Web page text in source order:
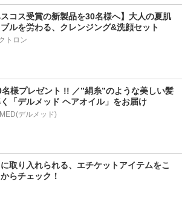
スコス受賞の新製品を30名様へ】大人の夏肌
ブルを労わる、クレンジング&洗顔セット
トロン
名様プレゼント !! ／”絹糸”のような美しい髪
「デルメッド ヘアオイル」をお届け
デルメッド)
に取り入れられる、エチケットアイテムをこ
らチェック！